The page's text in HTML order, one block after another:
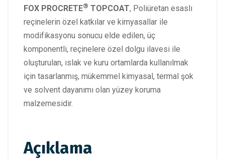
FOX PROCRETE® TOPCOAT, Poliüretan esaslı
reçinelerin özel katkılar ve kimyasallar ile
modifikasyonu sonucu elde edilen, üç
komponentli, reçinelere özel dolgu ilavesi ile
oluşturulan, ıslak ve kuru ortamlarda kullanılmak
için tasarlanmış, mükemmel kimyasal, termal şok
ve solvent dayanımı olan yüzey koruma
malzemesidir.
Açıklama